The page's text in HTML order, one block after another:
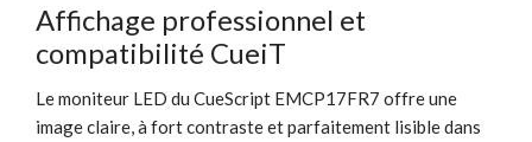
Affichage professionnel et
compatibilité CueiT
Le moniteur LED du CueScript EMCP17FR7 offre une
image claire, à fort contraste et parfaitement lisible dans